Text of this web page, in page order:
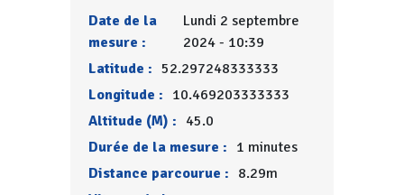
Date de la
mesure :
Lundi 2 septembre
2024 - 10:39
Latitude : 52.297248333333
Longitude : 10.469203333333
Altitude (M) : 45.0
Durée de la mesure : 1 minutes
Distance parcourue : 8.29m